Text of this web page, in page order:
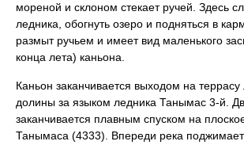
мореной и склоном стекает ручей. Здесь
ледника, обогнуть озеро и подняться в
размыт ручьем и имеет вид маленького
конца лета) каньона.
Каньон заканчивается выходом на террасу
долины за языком ледника Танымас 3-й.
заканчивается плавным спуском на
Танымаса (4333). Впереди река